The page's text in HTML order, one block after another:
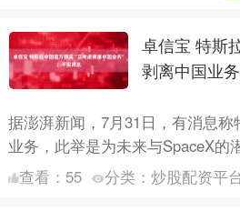
卓信宝 特斯
剥离中国业
据澎湃新闻，7月31日，有消息
业务，此举是为未来与SpaceX的
中国方面就此回应澎湃新闻记者称
查看： 55 分类： 炒股配资平